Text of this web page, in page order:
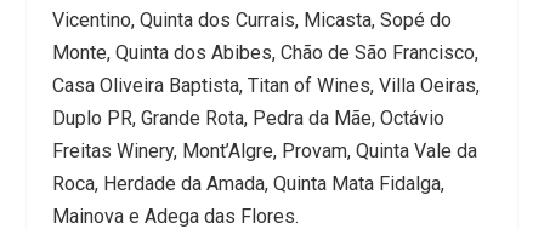
Vicentino, Quinta dos Currais, Micasta, Sopé do
Monte, Quinta dos Abibes, Chão de São Francisco,
Casa Oliveira Baptista, Titan of Wines, Villa Oeiras,
Duplo PR, Grande Rota, Pedra da Mãe, Octávio
Freitas Winery, Mont’Algre, Provam, Quinta Vale da
Roca, Herdade da Amada, Quinta Mata Fidalga,
Mainova e Adega das Flores.